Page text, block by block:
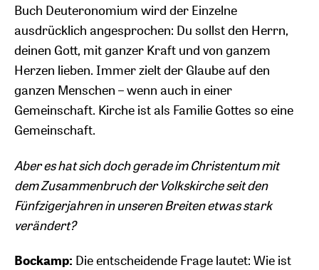
Buch Deuteronomium wird der Einzelne
ausdrücklich angesprochen: Du sollst den Herrn,
deinen Gott, mit ganzer Kraft und von ganzem
Herzen lieben. Immer zielt der Glaube auf den
ganzen Menschen – wenn auch in einer
Gemeinschaft. Kirche ist als Familie Gottes so eine
Gemeinschaft.
Aber es hat sich doch gerade im Christentum mit
dem Zusammenbruch der Volkskirche seit den
Fünfzigerjahren in unseren Breiten etwas stark
verändert?
Bockamp: Die entscheidende Frage lautet: Wie ist